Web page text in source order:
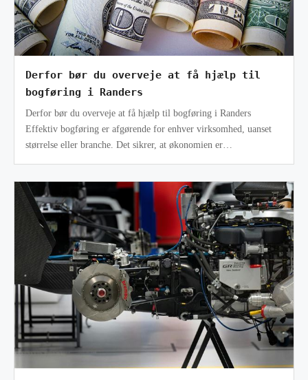
Derfor bør du overveje at få hjælp til
bogføring i Randers
Derfor bør du overveje at få hjælp til bogføring i Randers
Effektiv bogføring er afgørende for enhver virksomhed, uanset
størrelse eller branche. Det sikrer, at økonomien er